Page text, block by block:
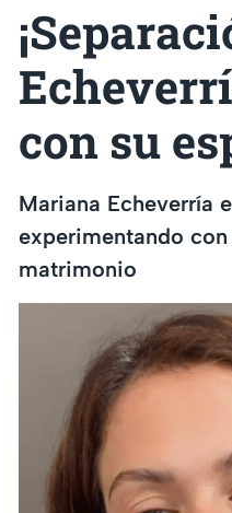
con su
Mariana Echeverría
experimentando
matrimonio